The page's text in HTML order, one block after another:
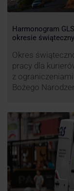
Harmonogram
okresie
Okres
pracy dla
z
Bożego
firm. Zobacz